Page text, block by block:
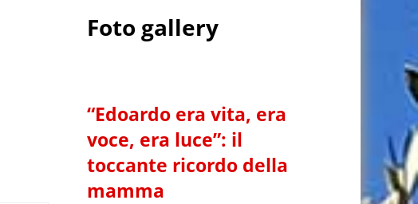
Foto gallery
“Edoardo era vita, era
voce, era luce”: il
toccante ricordo della
mamma